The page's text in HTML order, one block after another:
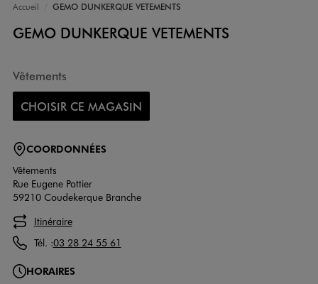
Accueil GEMO DUNKERQUE VETEMENTS
GEMO DUNKERQUE VETEMENTS
Vêtements
CHOISIR CE MAGASIN
COORDONNÉES
Vêtements
Rue Eugene Pottier
59210 Coudekerque Branche
Itinéraire
Tél. :03 28 24 55 61
HORAIRES